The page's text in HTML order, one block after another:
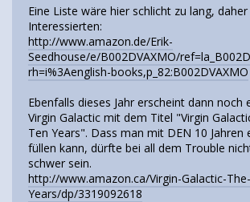
Eine Liste wäre hier schlicht zu lang,
Interessierten:
http://www.amazon.de/Erik-
Seedhouse/e/B002DVAXMO/
rh=i%3Aenglish-books,p_82:B002DVAXMO
Ebenfalls dieses Jahr erscheint dann noch
Virgin Galactic mit dem Titel "Virgin
Ten Years". Dass man mit DEN 10 Jahren
füllen kann, dürfte bei all dem Trouble
schwer sein.
http://www.amazon.ca/Virgin-Galactic-
Years/dp/3319092618